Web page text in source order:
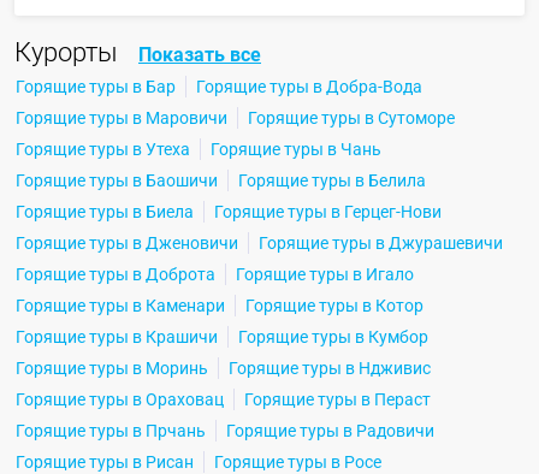
Курорты Показать все
Горящие туры в Бар
Горящие туры в Добра-Вода
Горящие туры в Маровичи
Горящие туры в Сутоморе
Горящие туры в Утеха
Горящие туры в Чань
Горящие туры в Баошичи
Горящие туры в Белила
Горящие туры в Биела
Горящие туры в Герцег-Нови
Горящие туры в Дженовичи
Горящие туры в Джурашевичи
Горящие туры в Доброта
Горящие туры в Игало
Горящие туры в Каменари
Горящие туры в Котор
Горящие туры в Крашичи
Горящие туры в Кумбор
Горящие туры в Моринь
Горящие туры в Ндживис
Горящие туры в Ораховац
Горящие туры в Пераст
Горящие туры в Прчань
Горящие туры в Радовичи
Горящие туры в Рисан
Горящие туры в Росе